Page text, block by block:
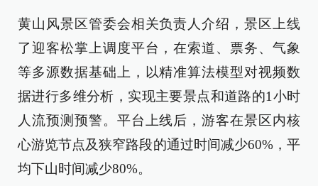
黄山风景区管委会相关负责人介绍，景区上线
了迎客松掌上调度平台，在索道、票务、气象
等多源数据基础上，以精准算法模型对视频数
据进行多维分析，实现主要景点和道路的1小时
人流预测预警。平台上线后，游客在景区内核
心游览节点及狭窄路段的通过时间减少60%，平
均下山时间减少80%。